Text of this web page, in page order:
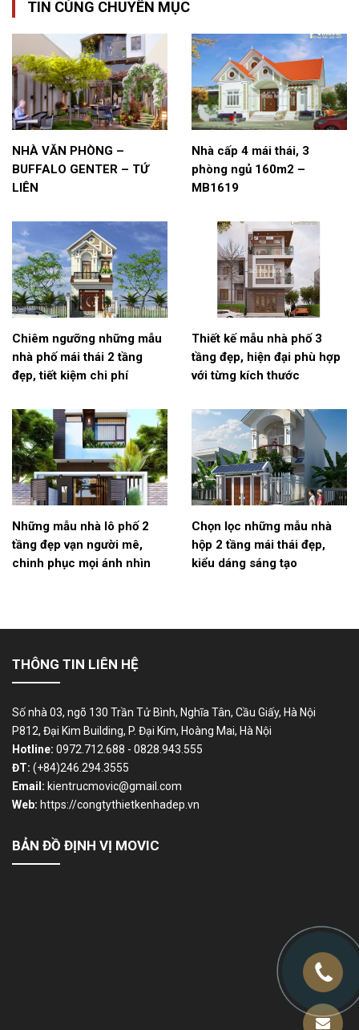
TIN CÙNG CHUYÊN MỤC
NHÀ VĂN PHÒNG –
BUFFALO GENTER – TỨ
LIÊN
Nhà cấp 4 mái thái, 3
phòng ngủ 160m2 –
MB1619
Chiêm ngưỡng những mẫu
nhà phố mái thái 2 tầng
đẹp, tiết kiệm chi phí
Thiết kế mẫu nhà phố 3
tầng đẹp, hiện đại phù hợp
với từng kích thước
Những mẫu nhà lô phố 2
tầng đẹp vạn người mê,
chinh phục mọi ánh nhìn
Chọn lọc những mẫu nhà
hộp 2 tầng mái thái đẹp,
kiểu dáng sáng tạo
THÔNG TIN LIÊN HỆ
Số nhà 03, ngõ 130 Trần Tử Bình, Nghĩa Tân, Cầu Giấy, Hà Nội
P812, Đại Kim Building, P. Đại Kim, Hoàng Mai, Hà Nội
Hotline: 0972.712.688 - 0828.943.555
ĐT: (+84)246.294.3555
Email: kientrucmovic@gmail.com
Web: https://congtythietkenhadep.vn
BẢN ĐỒ ĐỊNH VỊ MOVIC